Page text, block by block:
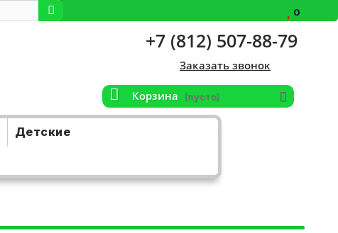
0
+7 (812) 507-88-79
Заказать звонок
Корзина (пусто)
Детские